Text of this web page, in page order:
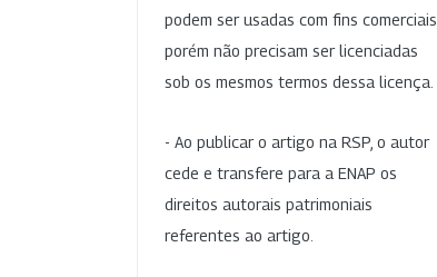
podem ser usadas com fins comerciais,
porém não precisam ser licenciadas
sob os mesmos termos dessa licença.
- Ao publicar o artigo na RSP, o autor
cede e transfere para a ENAP os
direitos autorais patrimoniais
referentes ao artigo.